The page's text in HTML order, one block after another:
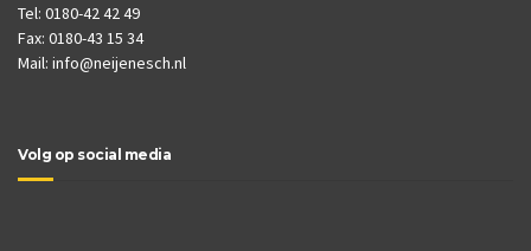
Tel: 0180-42 42 49
Fax: 0180-43 15 34
Mail: info@neijenesch.nl
Volg op social media